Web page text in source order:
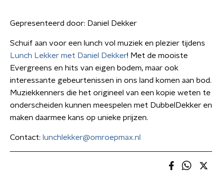
Gepresenteerd door: Daniel Dekker
Schuif aan voor een lunch vol muziek en plezier tijdens
Lunch Lekker met Daniel Dekker! Met de mooiste
Evergreens en hits van eigen bodem, maar ook
interessante gebeurtenissen in ons land komen aan bod.
Muziekkenners die het origineel van een kopie weten te
onderscheiden kunnen meespelen met DubbelDekker en
maken daarmee kans op unieke prijzen.
Contact: lunchlekker@omroepmax.nl